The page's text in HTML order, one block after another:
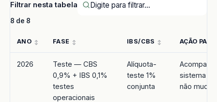
Filtrar nesta tabela
8 de 8
ANO FASE IBS/CBS AÇÃO
2026
Teste — CBS
0,9% + IBS 0,1%
testes
operacionais
Alíquota-
teste 1%
conjunta
sistema
não muda